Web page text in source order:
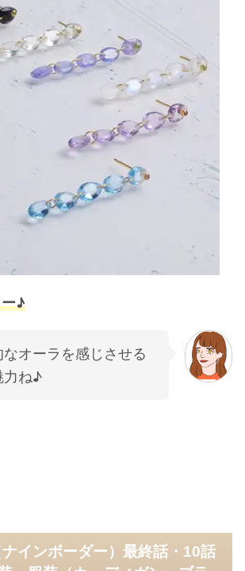
♪
オーラを感じさせる
力ね♪
インボーダー）最終話・10話